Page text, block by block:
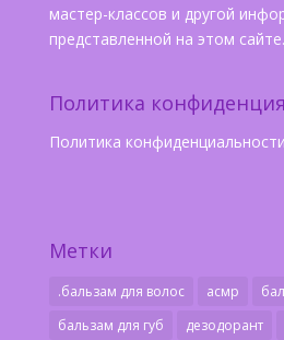
мастер-классов и другой
представленной на этом сайте.
Политика
Политика конфиденциальности
Метки
.бальзам для волос асмр
бальзам для губ
дезодорант